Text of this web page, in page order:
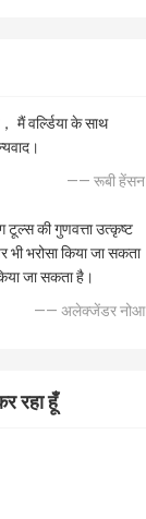
मैं वर्ल्डिया के साथ
—— रूबी हेंसन
टूल्स की गुणवत्ता उत्कृष्ट
भी भरोसा किया जा सकता
जा सकता है।
—— अलेक्जेंडर नोआ
रहा हूँ